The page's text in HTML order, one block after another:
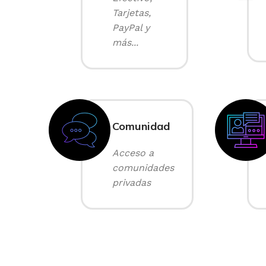
Tarjetas,
PayPal y
más...
Comunidad
Acceso a
comunidades
privadas